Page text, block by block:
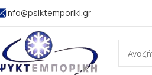
info@psiktemporiki.gr